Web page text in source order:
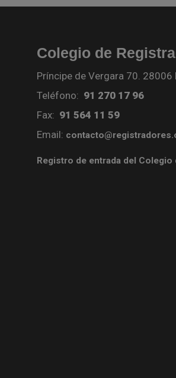
Colegio de
Príncipe de Vergara 70. 28006
Teléfono: 91 270 17 96
Fax: 91 564 11 59
Email:
Registro de entrada del